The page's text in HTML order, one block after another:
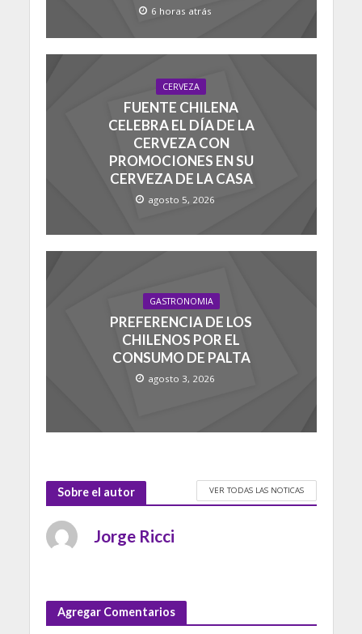
6 horas atrás
CERVEZA
FUENTE CHILENA
CELEBRA EL DÍA DE LA
CERVEZA CON
PROMOCIONES EN SU
CERVEZA DE LA CASA
agosto 5, 2026
GASTRONOMIA
PREFERENCIA DE LOS
CHILENOS POR EL
CONSUMO DE PALTA
agosto 3, 2026
Sobre el autor VER TODAS LAS NOTICAS
Jorge Ricci
Agregar Comentarios